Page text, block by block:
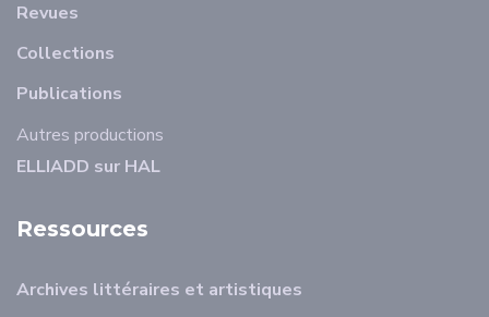
Revues
Collections
Publications
Autres productions
ELLIADD sur HAL
Ressources
Archives littéraires et artistiques